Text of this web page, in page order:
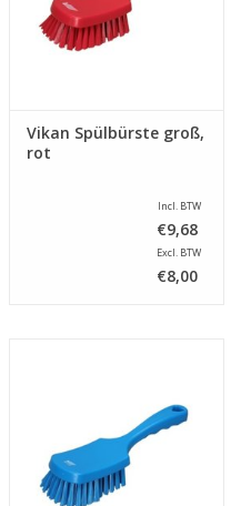
Vikan Spülbürste groß,
rot
Incl. BTW
€9,68
Excl. BTW
€8,00